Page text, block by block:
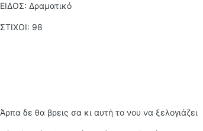
ΕΙΔΟΣ: Δραματικό
ΣΤΙΧΟΙ: 98
Άρπα δε θα βρεις σα κι αυτή το νου να ξελογιάζει